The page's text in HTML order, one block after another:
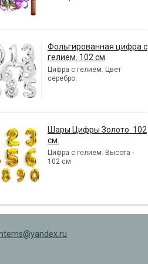
Фольгированная цифра с
гелием. 102 см
Цифра с гелием. Цвет
серебро.
Шары Цифры Золото. 102
см.
Цифра с гелием. Высота -
102 см